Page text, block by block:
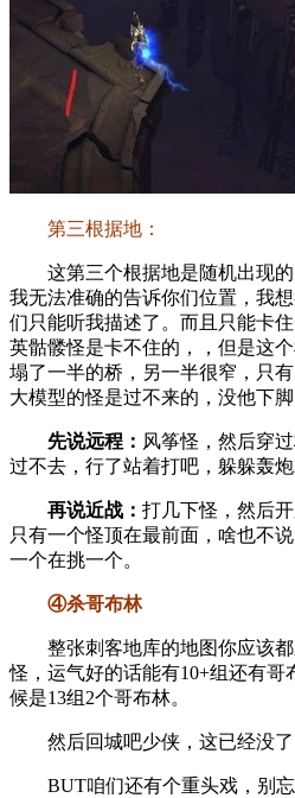
第三根据地：
这第三个根据地是随机出现的
我无法准确的告诉你们位置，我
们只能听我描述了。而且只能卡
英骷髅怪是卡不住的，，但是这
塌了一半的桥，另一半很窄，只
大模型的怪是过不来的，没他下
先说远程： 风筝怪，然后穿
过不去，行了站着打吧，躲躲轰炮
再说近战： 打几下怪，然后
只有一个怪顶在最前面，啥也不
一个在挑一个。
④杀哥布林
整张刺客地库的地图你应该都
怪，运气好的话能有10+组还有
候是13组2个哥布林。
然后回城吧少侠，这已经没了
BUT咱们还有个重头戏，别忘